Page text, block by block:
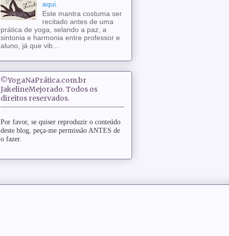
aqui.
Este mantra costuma ser
recitado antes de uma
prática de yoga, selando a paz, a
sintonia e harmonia entre professor e
aluno, já que vib...
©YogaNaPrática.com.br
JakelineMejorado. Todos os
direitos reservados.
Por favor, se quiser reproduzir o conteúdo
deste blog, peça-me permissão ANTES de
o fazer.